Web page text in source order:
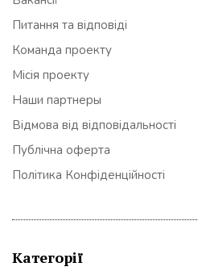
Питання та відповіді
Команда проекту
Місія проекту
Наши партнеры
Відмова від відповідальності
Публічна оферта
Політика Конфіденційності
Категорії